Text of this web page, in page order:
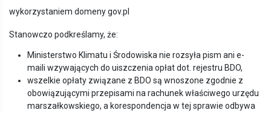
wykorzystaniem domeny gov.pl
Stanowczo podkreślamy, że:
Ministerstwo Klimatu i Środowiska nie rozsyła pism ani e-
maili wzywających do uiszczenia opłat dot. rejestru BDO,
wszelkie opłaty związane z BDO są wnoszone zgodnie z
obowiązującymi przepisami na rachunek właściwego urzędu
marszałkowskiego, a korespondencja w tej sprawie odbywa